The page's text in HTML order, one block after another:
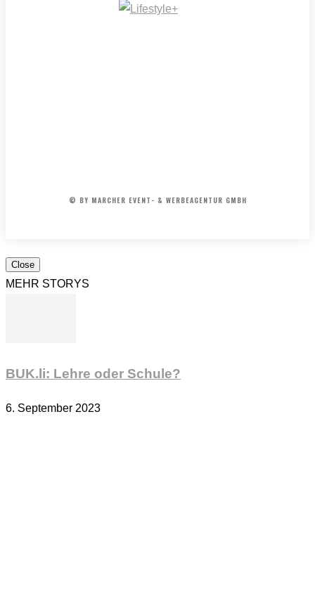
© BY MARCHER EVENT- & WERBEAGENTUR GMBH
Close
MEHR STORYS
BUK.li: Lehre oder Schule?
6. September 2023